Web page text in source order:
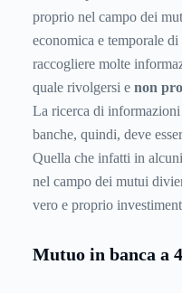
proprio nel campo dei
economica e temporale
raccogliere molte
quale rivolgersi e non
La ricerca di
banche, quindi, deve
Quella che infatti in
nel campo dei mutui
vero e proprio
Mutuo in banca a